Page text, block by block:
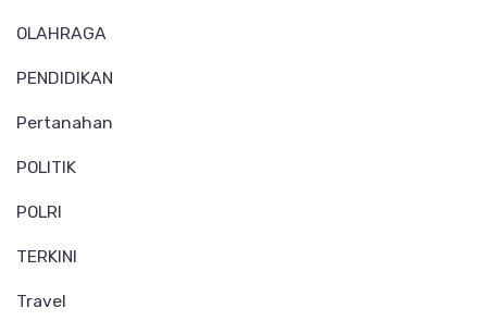
OLAHRAGA
PENDIDIKAN
Pertanahan
POLITIK
POLRI
TERKINI
Travel